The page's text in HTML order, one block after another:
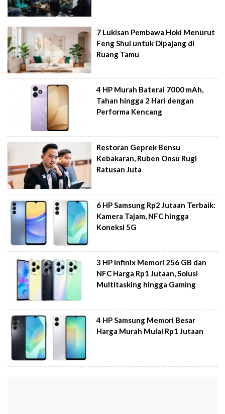
7 Lukisan Pembawa Hoki Menurut
Feng Shui untuk Dipajang di
Ruang Tamu
4 HP Murah Baterai 7000 mAh,
Tahan hingga 2 Hari dengan
Performa Kencang
Restoran Geprek Bensu
Kebakaran, Ruben Onsu Rugi
Ratusan Juta
6 HP Samsung Rp2 Jutaan Terbaik:
Kamera Tajam, NFC hingga
Koneksi 5G
3 HP Infinix Memori 256 GB dan
NFC Harga Rp1 Jutaan, Solusi
Multitasking hingga Gaming
4 HP Samsung Memori Besar
Harga Murah Mulai Rp1 Jutaan